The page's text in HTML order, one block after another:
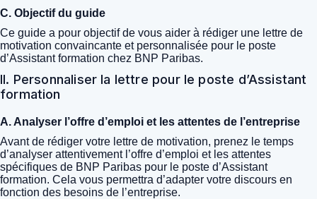
C. Objectif du guide
Ce guide a pour objectif de vous aider à rédiger une lettre de
motivation convaincante et personnalisée pour le poste
d’Assistant formation chez BNP Paribas.
II. Personnaliser la lettre pour le poste d’Assistant
formation
A. Analyser l’offre d’emploi et les attentes de l’entreprise
Avant de rédiger votre lettre de motivation, prenez le temps
d’analyser attentivement l’offre d’emploi et les attentes
spécifiques de BNP Paribas pour le poste d’Assistant
formation. Cela vous permettra d’adapter votre discours en
fonction des besoins de l’entreprise.